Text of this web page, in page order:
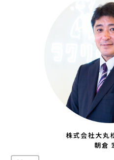
株式会社大丸
朝倉